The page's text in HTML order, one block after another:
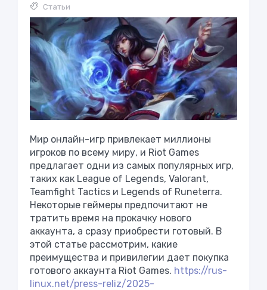
Статьи
Мир онлайн-игр привлекает миллионы
игроков по всему миру, и Riot Games
предлагает одни из самых популярных игр,
таких как League of Legends, Valorant,
Teamfight Tactics и Legends of Runeterra.
Некоторые геймеры предпочитают не
тратить время на прокачку нового
аккаунта, а сразу приобрести готовый. В
этой статье рассмотрим, какие
преимущества и привилегии дает покупка
готового аккаунта Riot Games. https://rus-
linux.net/press-reliz/2025-